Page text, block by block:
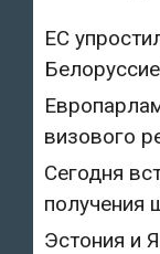
ЕС
визового
Сегодня
получения
Эстония и